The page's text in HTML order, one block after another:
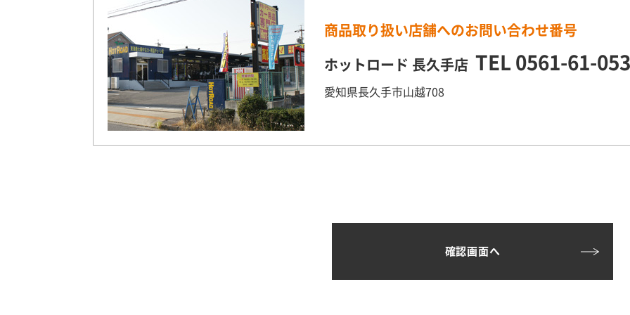
商品取り扱い店舗へのお問い合わせ番号
ホットロード 長久手店 TEL 0561-61-
愛知県長久手市山越708